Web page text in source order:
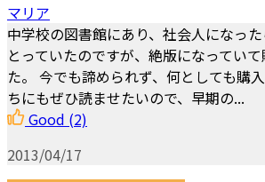
マリア
中学校の図書館にあり、社会人になっ
とっていたのですが、絶版になってい
た。 今でも諦められず、何としても購
ちにもぜひ読ませたいので、早期の...
Good (2)
2013/04/17